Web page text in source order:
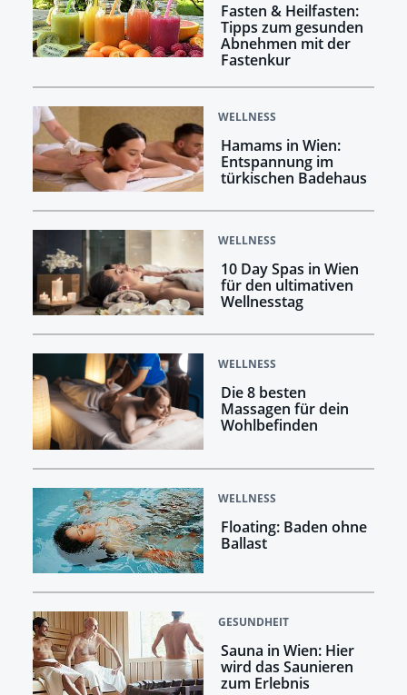
Fasten & Heilfasten:
Tipps zum gesunden
Abnehmen mit der
Fastenkur
WELLNESS
Hamams in Wien:
Entspannung im
türkischen Badehaus
WELLNESS
10 Day Spas in Wien
für den ultimativen
Wellnesstag
WELLNESS
Die 8 besten
Massagen für dein
Wohlbefinden
WELLNESS
Floating: Baden ohne
Ballast
GESUNDHEIT
Sauna in Wien: Hier
wird das Saunieren
zum Erlebnis